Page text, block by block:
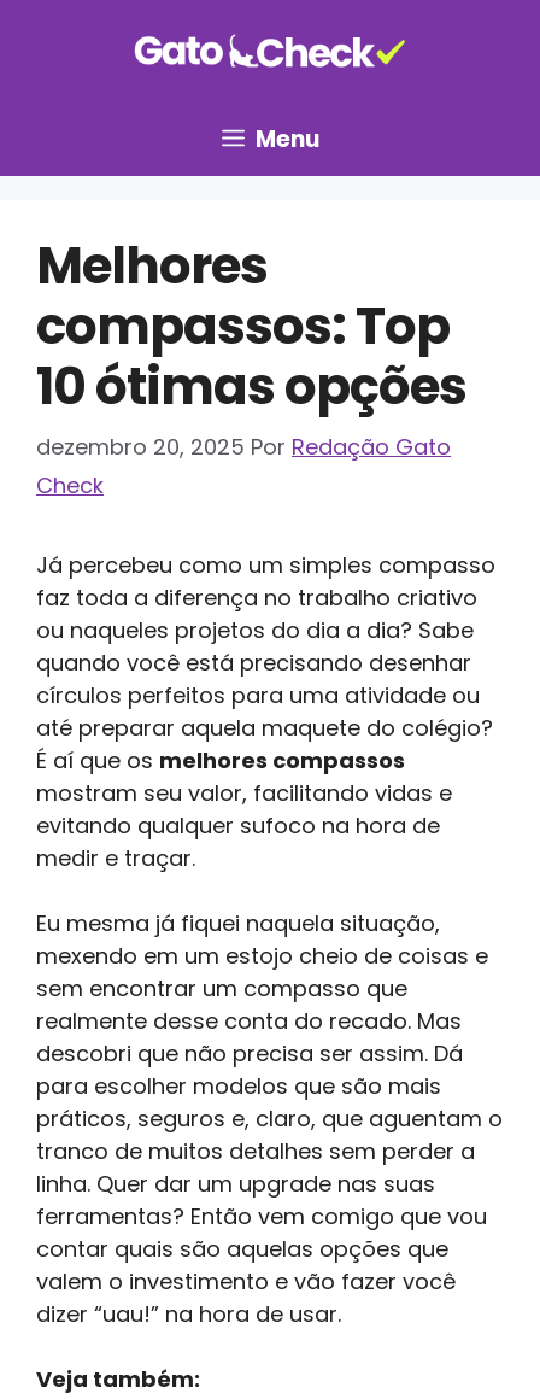
Menu
Melhores
compassos: Top
10 ótimas opções
dezembro 20, 2025 Por Redação Gato
Check
Já percebeu como um simples compasso
faz toda a diferença no trabalho criativo
ou naqueles projetos do dia a dia? Sabe
quando você está precisando desenhar
círculos perfeitos para uma atividade ou
até preparar aquela maquete do colégio?
É aí que os melhores compassos
mostram seu valor, facilitando vidas e
evitando qualquer sufoco na hora de
medir e traçar.
Eu mesma já fiquei naquela situação,
mexendo em um estojo cheio de coisas e
sem encontrar um compasso que
realmente desse conta do recado. Mas
descobri que não precisa ser assim. Dá
para escolher modelos que são mais
práticos, seguros e, claro, que aguentam o
tranco de muitos detalhes sem perder a
linha. Quer dar um upgrade nas suas
ferramentas? Então vem comigo que vou
contar quais são aquelas opções que
valem o investimento e vão fazer você
dizer “uau!” na hora de usar.
Veja também: